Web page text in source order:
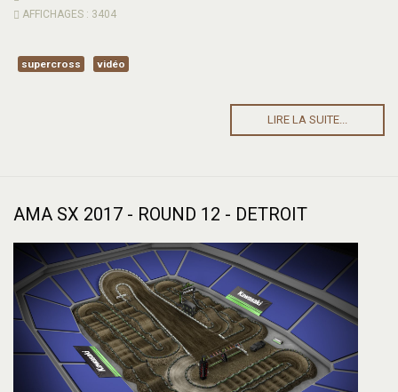
AFFICHAGES : 3404
supercross vidéo
LIRE LA SUITE...
AMA SX 2017 - ROUND 12 - DETROIT